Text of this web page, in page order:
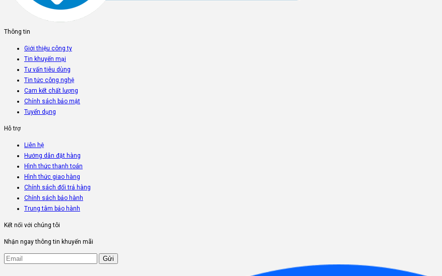
Thông tin
Giới thiệu công ty
Tin khuyến mại
Tư vấn tiêu dùng
Tin tức công nghệ
Cam kết chất lượng
Chính sách bảo mật
Tuyển dụng
Hỗ trợ
Liên hệ
Hướng dẫn đặt hàng
Hình thức thanh toán
Hình thức giao hàng
Chính sách đổi trả hàng
Chính sách bảo hành
Trung tâm bảo hành
Kết nối với chúng tôi
Nhận ngay thông tin khuyến mãi
Gửi